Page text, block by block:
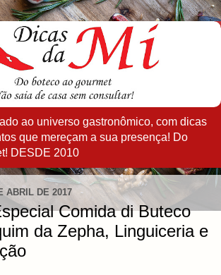
ao universo gastronômico, com dicas
que mereçam a sua presença! Do
DESDE 2010
ABRIL DE 2017
Comida di Buteco
da Zepha, Linguiceria e